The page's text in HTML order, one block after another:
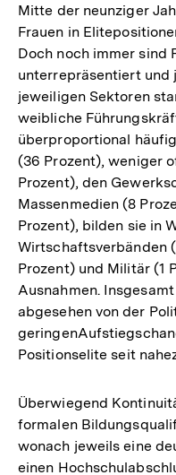
Mitte der neunziger
Frauen in
Doch noch immer sind
unterrepräsentiert und
jeweiligen Sektoren
weibliche
überproportional
(36 Prozent), weniger
Prozent), den
Massenmedien (8
Prozent), bilden sie in
Wirtschaftsverbänden
Prozent) und Militär (1
Ausnahmen.
abgesehen von der
Positionselite seit
Überwiegend
formalen
wonach jeweils eine
einen